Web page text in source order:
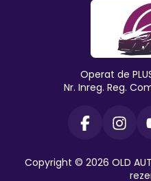
Operat de
Nr. Inreg. Reg.
Copyright © 2026 OLD